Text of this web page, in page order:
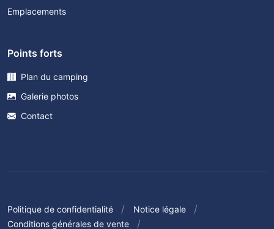
Emplacements
Points forts
Plan du camping
Galerie photos
Contact
Politique de confidentialité
Notice légale
Conditions générales de vente